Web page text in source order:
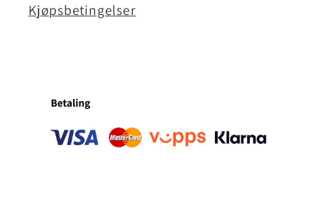
Kjøpsbetingelser